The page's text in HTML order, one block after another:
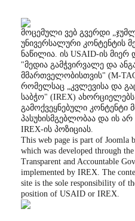
მოცემული ვებ გვერდი
უნივერსალური კონტენტის
ნაწილია. ის USAID-ის
"მედია გამჭვირვალე და
მმართველობისთვის" (M-
რომელსაც „კვლევისა და
საბჭო" (IREX) ახორციელებს.
გამოქვეყნებული კონტენტი
პასუხისმგებლობაა და ის
IREX-ის პოზიციას.
This web page is part of Joomla
which was developed through
Transparent and Accountable
implemented by IREX. The
site is the sole responsibility of
position of USAID or IREX.